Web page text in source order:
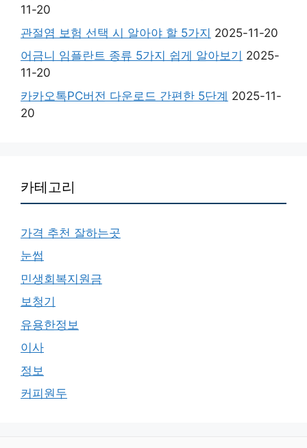
11-20
관절염 보험 선택 시 알아야 할 5가지 2025-11-20
어금니 임플란트 종류 5가지 쉽게 알아보기 2025-
11-20
카카오톡PC버전 다운로드 간편한 5단계 2025-11-
20
카테고리
가격 추천 잘하는곳
눈썹
민생회복지원금
보청기
유용한정보
이사
정보
커피원두